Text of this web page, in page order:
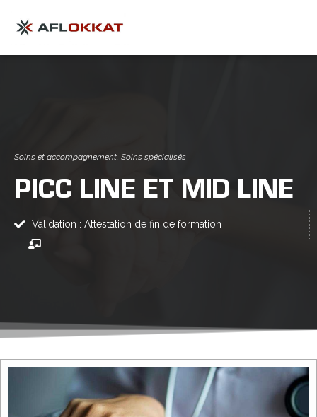
Soins et accompagnement Soins spécialisés
PICC LINE ET MID LINE
Validation : Attestation de fin de formation